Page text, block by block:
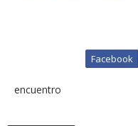
Facebook
encuentro